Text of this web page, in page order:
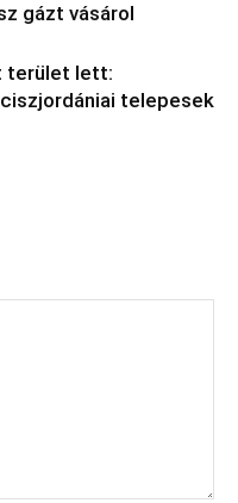
gázt vásárol
terület lett:
telepesek